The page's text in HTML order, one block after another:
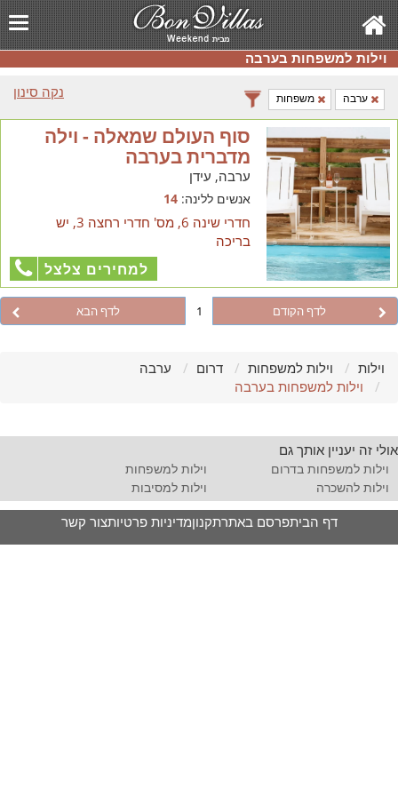
וילות למשפחות בערבה
נקה סינון
ערבה משפחות
סוף העולם שמאלה - וילה
מדברית בערבה
ערבה, עידן
אנשים ללינה:14
חדרי שינה 6, מס' חדרי רחצה 3, יש
בריכה
למחירים צלצל
לדף הקודם 1 לדף הבא
וילות וילות למשפחות דרום
ערבה
וילות למשפחות בערבה
אולי זה יעניין אותך גם
וילות למשפחות בדרום
וילות למשפחות
וילות להשכרה
וילות למסיבות
דף הביתפרסם באתרתקנוןמדיניות פרטיותצור קשר